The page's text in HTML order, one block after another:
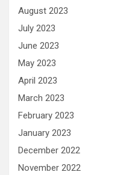
August 2023
July 2023
June 2023
May 2023
April 2023
March 2023
February 2023
January 2023
December 2022
November 2022